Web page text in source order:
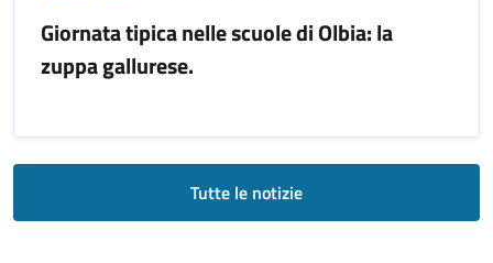
Giornata tipica nelle scuole di Olbia: la
zuppa gallurese.
Tutte le notizie